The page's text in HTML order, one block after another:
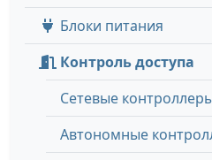
Блоки питания
Контроль доступа
Сетевые
Автономные